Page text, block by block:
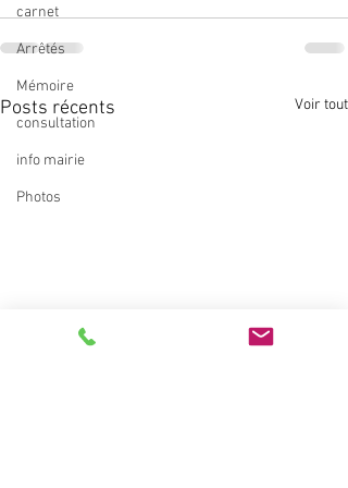
carnet
Arrêtés
Mémoire
consultation
info mairie
Photos
Posts récents Voir tout